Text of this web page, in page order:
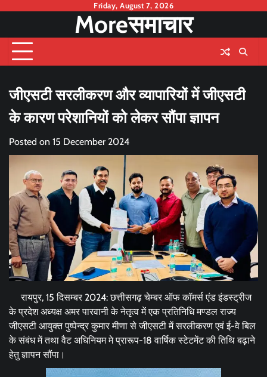
content
Friday, August 7, 2026
Moreसमाचार
जीएसटी सरलीकरण और व्यापारियों में जीएसटी
के कारण परेशानियों को लेकर सौंपा ज्ञापन
Posted on 15 December 2024
रायपुर, 15 दिसम्बर 2024: छत्तीसगढ़ चेम्बर ऑफ कॉमर्स एंड इंडस्ट्रीज
के प्रदेश अध्यक्ष अमर पारवानी के नेतृत्व में एक प्रतिनिधि मण्डल राज्य
जीएसटी आयुक्त पुष्पेन्द्र कुमार मीणा से जीएसटी में सरलीकरण एवं ई-वे बिल
के संबंध में तथा वैट अधिनियम मे प्रारूप-18 वार्षिक स्टेटमेंट की तिथि बढ़ाने
हेतु ज्ञापन सौंपा।